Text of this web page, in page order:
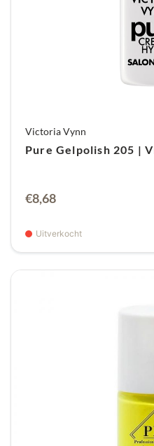
The GelBottle
moeiteloos alle
om een ​​gladde
Victoria Vynn
Pure Gelpolish 205 |
€8,68
Uitverkocht